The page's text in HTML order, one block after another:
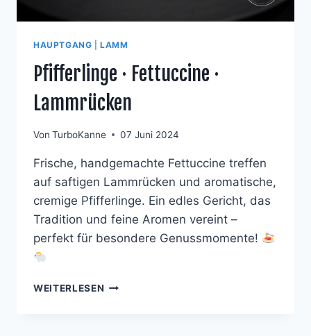
HAUPTGANG |LAMM
Pfifferlinge · Fettuccine ·
Lammrücken
Von TurboKanne 07 Juni 2024
Frische, handgemachte Fettuccine treffen
auf saftigen Lammrücken und aromatische,
cremige Pfifferlinge. Ein edles Gericht, das
Tradition und feine Aromen vereint –
perfekt für besondere Genussmomente!
WEITERLESEN PFIFFERLINGE